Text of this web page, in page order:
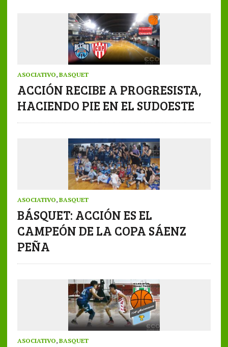
ASOCIATIVO, BASQUET
ACCIÓN RECIBE A PROGRESISTA,
HACIENDO PIE EN EL SUDOESTE
ASOCIATIVO, BASQUET
BÁSQUET: ACCIÓN ES EL
CAMPEÓN DE LA COPA SÁENZ
PEÑA
ASOCIATIVO, BASQUET